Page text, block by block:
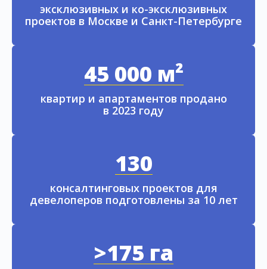
эксклюзивных и ко-эксклюзивных
проектов в Москве и Санкт-Петербурге
45 000 м²
квартир и апартаментов продано
в 2023 году
130
консалтинговых проектов для
девелоперов подготовлены за 10 лет
>175 га